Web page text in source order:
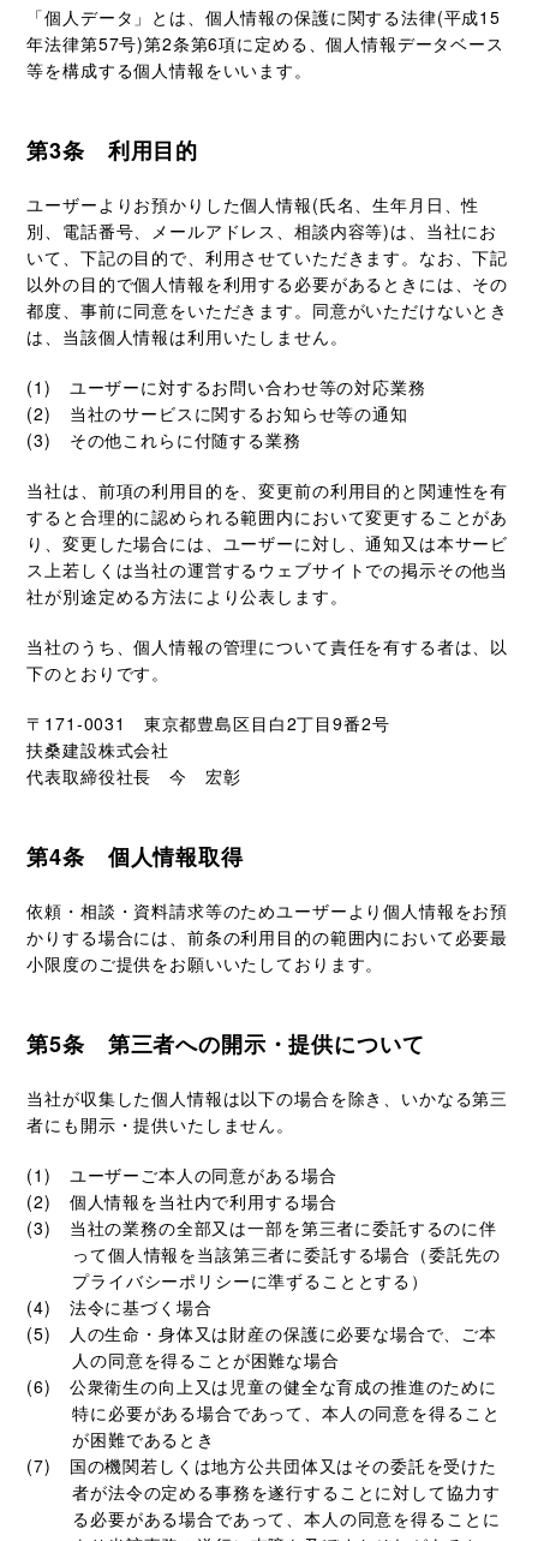
「個人データ」とは、個人情報の保護に関する法律(平成15
年法律第57号)第2条第6項に定める、個人情報データベース
等を構成する個人情報をいいます。
第3条 利用目的
ユーザーよりお預かりした個人情報(氏名、生年月日、性
別、電話番号、メールアドレス、相談内容等)は、当社にお
いて、下記の目的で、利用させていただきます。なお、下記
以外の目的で個人情報を利用する必要があるときには、その
都度、事前に同意をいただきます。同意がいただけないとき
は、当該個人情報は利用いたしません。
ユーザーに対するお問い合わせ等の対応業務
当社のサービスに関するお知らせ等の通知
その他これらに付随する業務
当社は、前項の利用目的を、変更前の利用目的と関連性を有
すると合理的に認められる範囲内において変更することがあ
り、変更した場合には、ユーザーに対し、通知又は本サービ
ス上若しくは当社の運営するウェブサイトでの掲示その他当
社が別途定める方法により公表します。
当社のうち、個人情報の管理について責任を有する者は、以
下のとおりです。
〒171-0031 東京都豊島区目白2丁目9番2号
扶桑建設株式会社
代表取締役社長 今 宏彰
第4条 個人情報取得
依頼・相談・資料請求等のためユーザーより個人情報をお預
かりする場合には、前条の利用目的の範囲内において必要最
小限度のご提供をお願いいたしております。
第5条 第三者への開示・提供について
当社が収集した個人情報は以下の場合を除き、いかなる第三
者にも開示・提供いたしません。
ユーザーご本人の同意がある場合
個人情報を当社内で利用する場合
当社の業務の全部又は一部を第三者に委託するのに伴
って個人情報を当該第三者に委託する場合（委託先の
プライバシーポリシーに準ずることとする）
法令に基づく場合
人の生命・身体又は財産の保護に必要な場合で、ご本
人の同意を得ることが困難な場合
公衆衛生の向上又は児童の健全な育成の推進のために
特に必要がある場合であって、本人の同意を得ること
が困難であるとき
国の機関若しくは地方公共団体又はその委託を受けた
者が法令の定める事務を遂行することに対して協力す
る必要がある場合であって、本人の同意を得ることに